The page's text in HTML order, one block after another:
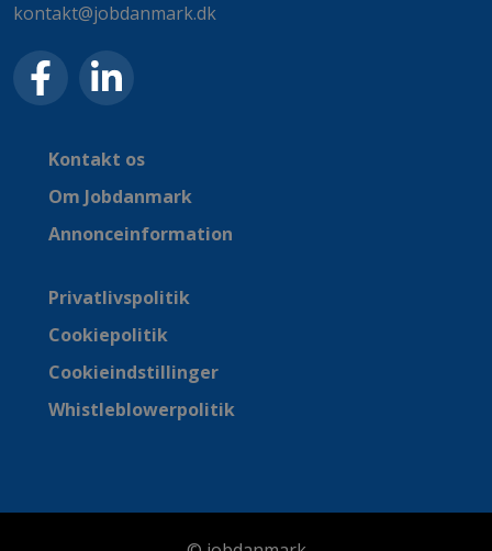
kontakt@jobdanmark.dk
Kontakt os
Om Jobdanmark
Annonceinformation
Privatlivspolitik
Cookiepolitik
Cookieindstillinger
Whistleblowerpolitik